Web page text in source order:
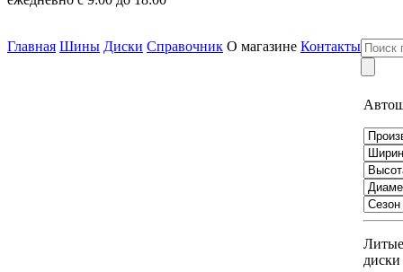
Главная Шины Диски Справочник О магазине Контакты
Литые
диски